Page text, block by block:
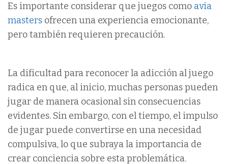
Es importante considerar que juegos como avia
masters ofrecen una experiencia emocionante,
pero también requieren precaución.
La dificultad para reconocer la adicción al juego
radica en que, al inicio, muchas personas pueden
jugar de manera ocasional sin consecuencias
evidentes. Sin embargo, con el tiempo, el impulso
de jugar puede convertirse en una necesidad
compulsiva, lo que subraya la importancia de
crear conciencia sobre esta problemática.